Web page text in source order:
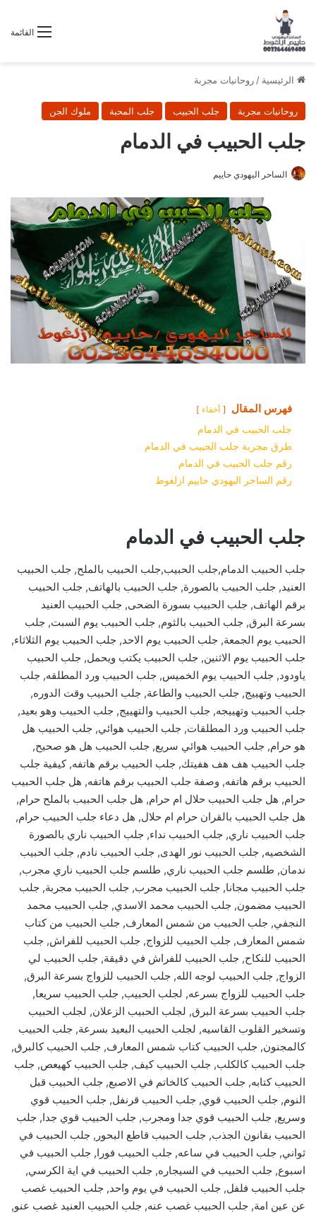
القائمة
الرئيسية / روحانيات مجربة
روحانيات مجربة جلب الحبيب جلب المحبة ملوك الجن
جلب الحبيب في الدمام
الساحر اليهودي حاييم
فهرس المقال أخفاء
جلب الحبيب في الدمام
طرق مجربة جلب الحبيب في الدمام
رقم جلب الحبيب في الدمام
رقم الساحر اليهودي حاييم ازلغوط
جلب الحبيب في الدمام
جلب الحبيب الدمام,جلب الحبيب,جلب الحبيب بالملح, جلب الحبيب
العنيد, جلب الحبيب بالصورة, جلب الحبيب بالهاتف, جلب الحبيب
برقم الهاتف, جلب الحبيب بسورة الضحى, جلب الحبيب العنيد
بسرعة البرق, جلب الحبيب بالثوم, جلب الحبيب يوم السبت, جلب
الحبيب يوم الجمعة, جلب الحبيب يوم الاحد, جلب الحبيب يوم الثلاثاء,
جلب الحبيب يوم الاثنين, جلب الحبيب يكتب ويحمل, جلب الحبيب
ياودود, جلب الحبيب يوم الخميس, جلب الحبيب ورد المطلقه, جلب
الحبيب وتهييج, جلب الحبيب والطاعة, جلب الحبيب وقت الدوره,
جلب الحبيب وتهييجه, جلب الحبيب والتهييج, جلب الحبيب وهو بعيد,
جلب الحبيب ورد المطلقات, جلب الحبيب هوائي, جلب الحبيب هل
هو حرام, جلب الحبيب هوائي سريع, جلب الحبيب هل هو صحيح,
جلب الحبيب هف هف هفيتك, جلب الحبيب برقم هاتفه, كيفية جلب
الحبيب برقم هاتفه, وصفة جلب الحبيب برقم هاتفه, هل جلب الحبيب
حرام, هل جلب الحبيب حلال ام حرام, هل جلب الحبيب بالملح حرام,
هل جلب الحبيب بالقران حرام ام حلال, هل دعاء جلب الحبيب حرام,
جلب الحبيب ناري, جلب الحبيب نداء, جلب الحبيب ناري بالصورة
الشخصيه, جلب الحبيب نور الهدى, جلب الحبيب نادم, جلب الحبيب
ندمان, طلسم جلب الحبيب ناري, طلسم جلب الحبيب ناري مجرب,
جلب الحبيب مجانا, جلب الحبيب مجرب, جلب الحبيب مجربة, جلب
الحبيب مضمون, جلب الحبيب محمد الاسدي, جلب الحبيب محمد
النجفي, جلب الحبيب من شمس المعارف, جلب الحبيب من كتاب
شمس المعارف, جلب الحبيب للزواج, جلب الحبيب للفراش, جلب
الحبيب للنكاح, جلب الحبيب للفراش في دقيقة, جلب الحبيب لي
الزواج, جلب الحبيب لوجه الله, جلب الحبيب للزواج بسرعة البرق,
جلب الحبيب للزواج بسرعه, لجلب الحبيب, جلب الحبيب سريعا,
جلب الحبيب بسرعة البرق, لجلب الحبيب الزعلان, لجلب الحبيب
وتسخير القلوب القاسيه, لجلب الحبيب البعيد بسرعة, جلب الحبيب
كالمجنون, جلب الحبيب كتاب شمس المعارف, جلب الحبيب كالبرق,
جلب الحبيب كالكلب, جلب الحبيب كيف, جلب الحبيب كهيعص, جلب
الحبيب كتابه, جلب الحبيب كالخاتم في الاصبع, جلب الحبيب قبل
النوم, جلب الحبيب قوي, جلب الحبيب قرنفل, جلب الحبيب قوي
وسريع, جلب الحبيب قوي جدا ومجرب, جلب الحبيب قوي جدا, جلب
الحبيب بقانون الجذب, جلب الحبيب قاطع البحور, جلب الحبيب في
ثواني, جلب الحبيب في ساعه, جلب الحبيب فورا, جلب الحبيب في
اسبوع, جلب الحبيب في السيجاره, جلب الحبيب في اية الكرسي,
جلب الحبيب فلفل, جلب الحبيب في يوم واحد, جلب الحبيب غصب
عن عين امة, جلب الحبيب غصب عنه, جلب الحبيب العنيد غصب عنو,